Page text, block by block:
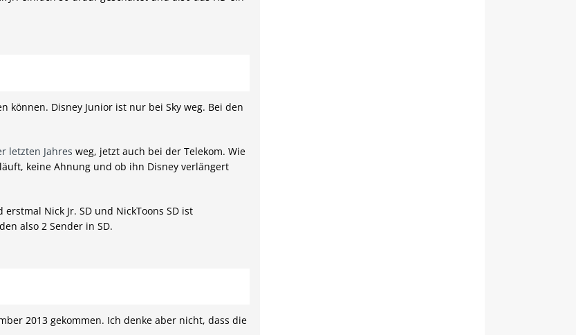
Disney Junior ist nur bei Sky weg. Bei den
letzten Jahres weg, jetzt auch bei der Telekom. Wie
keine Ahnung und ob ihn Disney verlängert
Nick Jr. SD und NickToons SD ist
also 2 Sender in SD.
2013 gekommen. Ich denke aber nicht, dass die